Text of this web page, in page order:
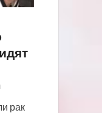
рак